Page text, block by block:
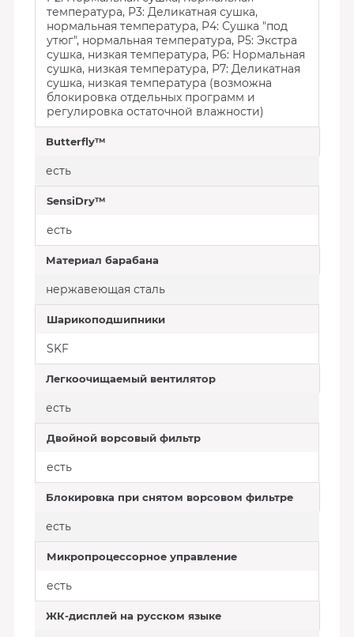
температура, P3: Деликатная сушка,
нормальная температура, P4: Сушка "под
утюг", нормальная температура, P5: Экстра
сушка, низкая температура, P6: Нормальная
сушка, низкая температура, P7: Деликатная
сушка, низкая температура (возможна
блокировка отдельных программ и
регулировка остаточной влажности)
Butterfly™
есть
SensiDry™
есть
Материал барабана
нержавеющая сталь
Шарикоподшипники
SKF
Легкоочищаемый вентилятор
есть
Двойной ворсовый фильтр
есть
Блокировка при снятом ворсовом фильтре
есть
Микропроцессорное управление
есть
ЖК-дисплей на русском языке